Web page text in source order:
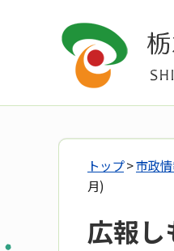
トップ>市政
月)
広報し